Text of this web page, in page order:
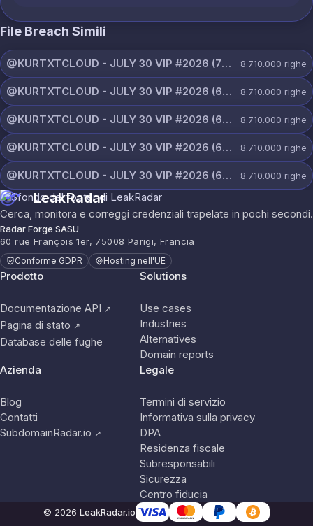
File Breach Simili
@KURTXTCLOUD - JULY 30 VIP #2026 (70).txt 8.710.000 righe
@KURTXTCLOUD - JULY 30 VIP #2026 (69).txt 8.710.000 righe
@KURTXTCLOUD - JULY 30 VIP #2026 (68).txt 8.710.000 righe
@KURTXTCLOUD - JULY 30 VIP #2026 (67).txt 8.710.000 righe
@KURTXTCLOUD - JULY 30 VIP #2026 (66).txt 8.710.000 righe
LeakRadar
Cerca, monitora e correggi credenziali trapelate in pochi secondi.
Radar Forge SASU
60 rue François 1er, 75008 Parigi, Francia
Conforme GDPR Hosting nell'UE
Prodotto
Documentazione API ↗
Pagina di stato ↗
Database delle fughe
Solutions
Use cases
Industries
Alternatives
Domain reports
Azienda
Blog
Contatti
SubdomainRadar.io ↗
Legale
Termini di servizio
Informativa sulla privacy
DPA
Residenza fiscale
Subresponsabili
Sicurezza
Centro fiducia
© 2026 LeakRadar.io